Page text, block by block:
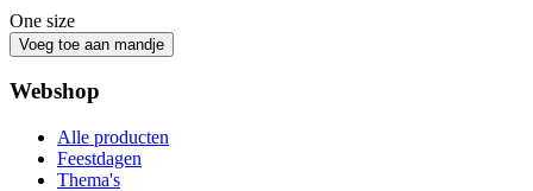
One size
Webshop
Alle producten
Feestdagen
Thema's